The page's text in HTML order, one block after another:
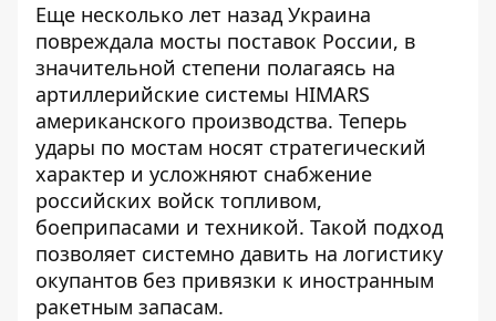
Еще несколько лет назад Украина
повреждала мосты поставок России, в
значительной степени полагаясь на
артиллерийские системы HIMARS
американского производства. Теперь
удары по мостам носят стратегический
характер и усложняют снабжение
российских войск топливом,
боеприпасами и техникой. Такой подход
позволяет системно давить на логистику
окупантов без привязки к иностранным
ракетным запасам.